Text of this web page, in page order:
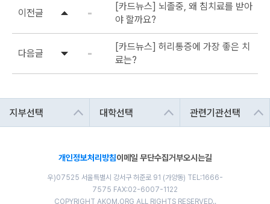
이전글
[카드뉴스] 뇌졸중, 왜 침치료를 받아
야 할까요?
다음글
[카드뉴스] 허리통증에 가장 좋은 치
료는?
개인정보처리방침이메일 무단수집거부오시는길
우)07525 서울특별시 강서구 허준로 91 (가양동) TEL:1666-
7575 FAX:02-6007-1122
COPYRIGHT AKOM.ORG ALL RIGHTS RESERVED..